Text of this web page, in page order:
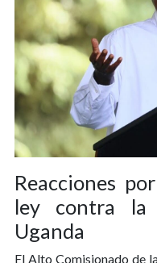
Reacciones
ley contra la
Uganda
El Alto Comisionado de